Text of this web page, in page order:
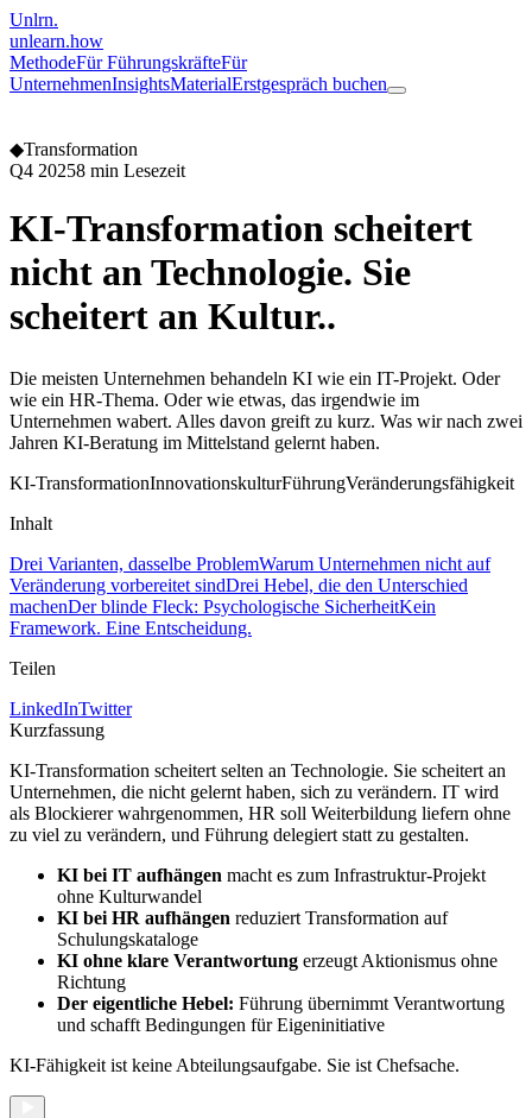
Unlrn.
unlearn.how
MethodeFür FührungskräfteFür
UnternehmenInsightsMaterialErstgespräch buchen
◆Transformation
Q4 20258 min Lesezeit
KI-Transformation scheitert
nicht an Technologie. Sie
scheitert an Kultur..
Die meisten Unternehmen behandeln KI wie ein IT-Projekt. Oder
wie ein HR-Thema. Oder wie etwas, das irgendwie im
Unternehmen wabert. Alles davon greift zu kurz. Was wir nach zwei
Jahren KI-Beratung im Mittelstand gelernt haben.
KI-TransformationInnovationskulturFührungVeränderungsfähigkeit
Inhalt
Drei Varianten, dasselbe ProblemWarum Unternehmen nicht auf
Veränderung vorbereitet sindDrei Hebel, die den Unterschied
machenDer blinde Fleck: Psychologische SicherheitKein
Framework. Eine Entscheidung.
Teilen
LinkedInTwitter
Kurzfassung
KI-Transformation scheitert selten an Technologie. Sie scheitert an
Unternehmen, die nicht gelernt haben, sich zu verändern. IT wird
als Blockierer wahrgenommen, HR soll Weiterbildung liefern ohne
zu viel zu verändern, und Führung delegiert statt zu gestalten.
KI bei IT aufhängen macht es zum Infrastruktur-Projekt
ohne Kulturwandel
KI bei HR aufhängen reduziert Transformation auf
Schulungskataloge
KI ohne klare Verantwortung erzeugt Aktionismus ohne
Richtung
Der eigentliche Hebel: Führung übernimmt Verantwortung
und schafft Bedingungen für Eigeninitiative
KI-Fähigkeit ist keine Abteilungsaufgabe. Sie ist Chefsache.